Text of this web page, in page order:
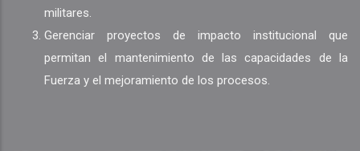
militares.
Gerenciar proyectos de impacto institucional que
permitan el mantenimiento de las capacidades de la
Fuerza y el mejoramiento de los procesos.